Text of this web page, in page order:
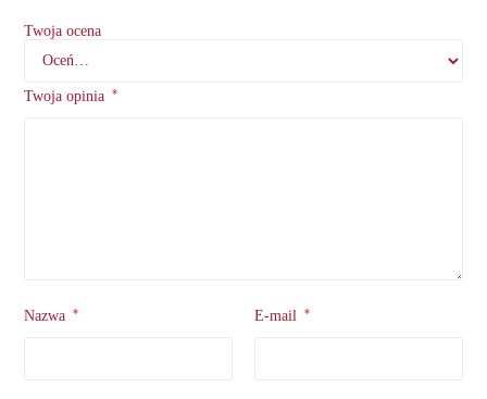
Twoja ocena
Twoja opinia *
Nazwa * E-mail *